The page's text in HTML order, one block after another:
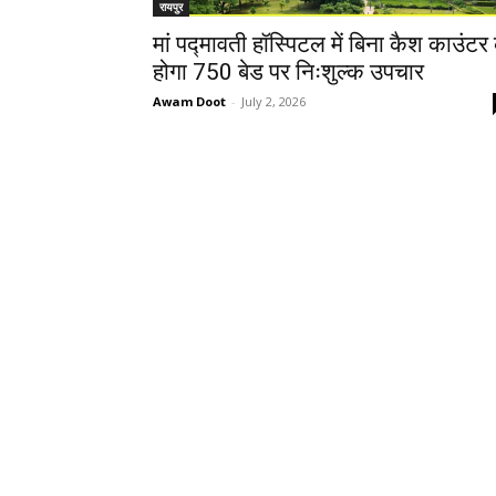
रायपुर
मां पद्मावती हॉस्पिटल में बिना कैश
होगा 750 बेड पर निःशुल्क उपचार
Awam Doot - July 2, 2026